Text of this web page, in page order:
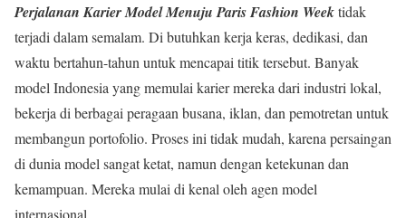
Perjalanan Karier Model Menuju Paris Fashion Weektidak
terjadi dalam semalam. Di butuhkan kerja keras, dedikasi, dan
waktu bertahun-tahun untuk mencapai titik tersebut. Banyak
model Indonesia yang memulai karier mereka dari industri lokal,
bekerja di berbagai peragaan busana, iklan, dan pemotretan untuk
membangun portofolio. Proses ini tidak mudah, karena persaingan
di dunia model sangat ketat, namun dengan ketekunan dan
kemampuan. Mereka mulai di kenal oleh agen model
internasional.